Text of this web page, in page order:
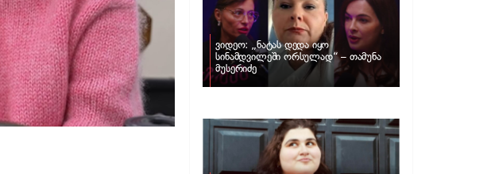
ვიდეო: „ნატას დედა იყო
სინამდვილეში ორსულად“ – თამუნა
მუსერიძე